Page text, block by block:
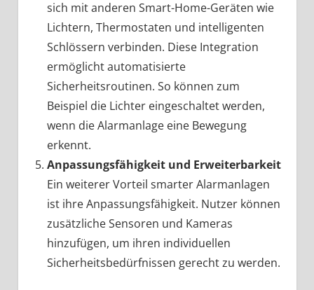
sich mit anderen Smart-Home-Geräten wie
Lichtern, Thermostaten und intelligenten
Schlössern verbinden. Diese Integration
ermöglicht automatisierte
Sicherheitsroutinen. So können zum
Beispiel die Lichter eingeschaltet werden,
wenn die Alarmanlage eine Bewegung
erkennt.
Anpassungsfähigkeit und Erweiterbarkeit
Ein weiterer Vorteil smarter Alarmanlagen
ist ihre Anpassungsfähigkeit. Nutzer können
zusätzliche Sensoren und Kameras
hinzufügen, um ihren individuellen
Sicherheitsbedürfnissen gerecht zu werden.